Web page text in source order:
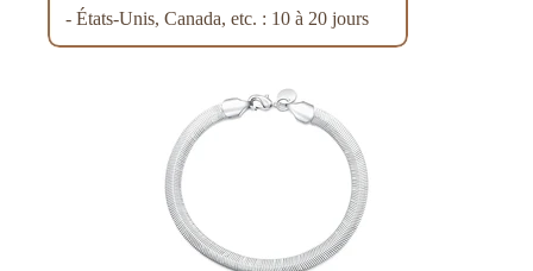
- États-Unis, Canada, etc. : 10 à 20 jours